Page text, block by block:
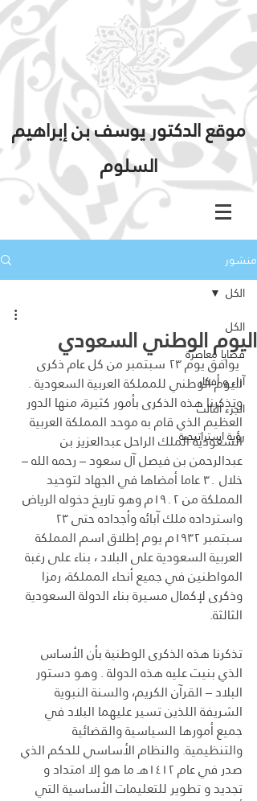
موقع الدكتور يوسف بن إبراهيم
السلوم
منشور
الكل
قضايا معاصرة
آراء و أفكار
الجزء الثالث
رؤية استراتيجية
الكل
اليوم الوطني السعودي
يوافق يوم ۲۳ سبتمبر من كل عام ذكرى
اليوم الوطني للمملكة العربية السعودية .
وتذكرنا هذه الذكرى بأمور كثيرة، منها الدور
العظيم الذي قام به موحد المملكة العربية
السعودية الملك الراحل عبدالعزیز بن
عبدالرحمن بن فيصل آل سعود – رحمه الله –
خلال ۳۰ عاما أمضاها في الجهاد لتوحيد
المملكة من ۱۹۰۲م وهو تاريخ دخوله الرياض
سبتمبر ۱۹۳۲م يوم إطلاق اسم المملكة
العربية السعودية على البلاد ، بناء على رغبة
المواطنين في جميع أنحاء المملكة، رمزا
وذكرى لإكمال مسيرة بناء الدولة السعودية
الثالثة.
تذكرنا هذه الذكرى الوطنية بأن الأساس
الذي بنيت عليه هذه الدولة . وهو دستور
البلاد – القرآن الكريم، والسنة النبوية
الشريفة اللذين تسير عليهما البلاد في
جميع أمورها السياسية والقضائية
والتنظيمية. والنظام الأساسي للحكم الذي
صدر في عام ۱٤۱۲هـ ما هو إلا امتداد و
تجدید و تطوير للتعليمات الأساسية التي